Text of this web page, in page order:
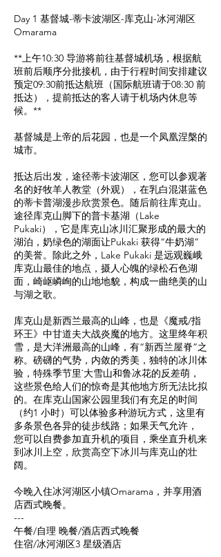
Day 1 基督城-蒂卡波湖区-库克山-冰河湖区
Omarama
**上午10:30 导游将前往基督城机场，根据航
班前后顺序分批接机，由于行程时间安排建议
预定09:30前抵达航班（国际航班请于08:30 前
抵达），提前抵达的客人请于机场内休息等
候。**
基督城是上帝的后花园，也是一个凤凰涅槃的
城市。
抵达后出发，途径蒂卡波湖区，您可以参观著
名的好牧羊人教堂（外观），在乳白混湛蓝色
的蒂卡普湖漫步欣赏景色。随后前往库克山。
途径库克山脚下的普卡基湖（Lake
Pukaki），它是库克山冰川汇聚形成的最大的
湖泊，奶绿色的湖面让Pukaki 获得“牛奶湖”
的美誉。除此之外，Lake Pukaki 是远观巍峨
库克山最佳的地点，摄人心魄的绿松石色湖
面，崎岖嶙峋的山地地貌，构成一曲绝美的山
与湖之歌。
库克山是新西兰最高的山峰，也是《魔戒/指
环王》中甘道夫大战炎魔的地方。这里终年积
雪，是大洋洲最高的山峰，有“新西兰屋脊”之
称。磅礴的气势，内敛的秀美，独特的冰川体
验，特殊季节里`大雪山和鲁冰花的反差萌，
这些景色给人们的惊奇是其他地方所无法比拟
的。在库克山国家公园里我们有充足的时间
（约1 小时）可以体验多种游玩方式，这里有
多条景色各异的徒步线路；如果天气允许，
您可以自费参加直升机的项目，乘坐直升机来
到冰川上空，欣赏高空下冰川与库克山的壮
阔。
今晚入住冰河湖区小镇Omarama，并享用酒
店西式晚餐。
---
午餐/自理 晚餐/酒店西式晚餐
住宿/冰河湖区3 星级酒店